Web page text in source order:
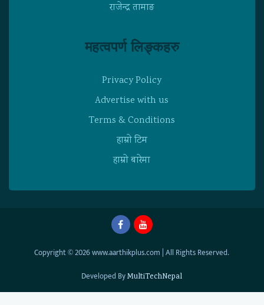
राजेन्द्र तामाङ
महत्वपर्ण लिङ्कहरु
Privacy Policy
Advertise with us
Terms & Conditions
हाम्राे टिम
हाम्राे बारेमा
Copyright © 2026 www.aarthikplus.com | All Rights Reserved.
Developed ByMultiTechNepal